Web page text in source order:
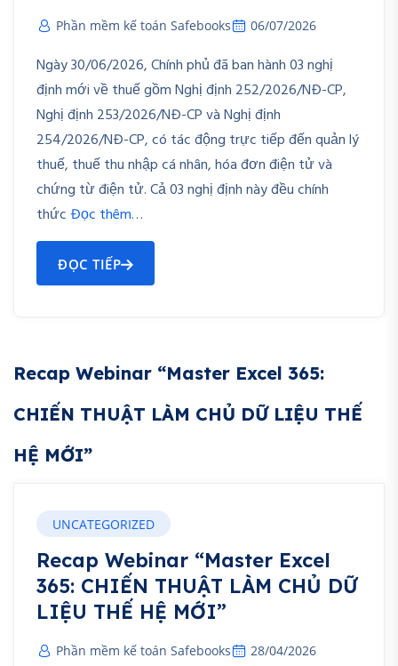
Phần mềm kế toán Safebooks 06/07/2026
Ngày 30/06/2026, Chính phủ đã ban hành 03 nghị
định mới về thuế gồm Nghị định 252/2026/NĐ-CP,
Nghị định 253/2026/NĐ-CP và Nghị định
254/2026/NĐ-CP, có tác động trực tiếp đến quản lý
thuế, thuế thu nhập cá nhân, hóa đơn điện tử và
chứng từ điện tử. Cả 03 nghị định này đều chính
thức Đọc thêm…
ĐỌC TIẾP
Recap Webinar “Master Excel 365:
CHIẾN THUẬT LÀM CHỦ DỮ LIỆU THẾ
HỆ MỚI”
UNCATEGORIZED
Recap Webinar “Master Excel
365: CHIẾN THUẬT LÀM CHỦ DỮ
LIỆU THẾ HỆ MỚI”
Phần mềm kế toán Safebooks 28/04/2026